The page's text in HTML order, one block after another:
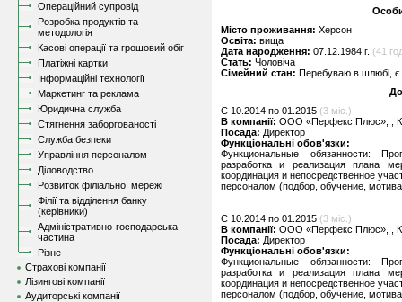
Операційний супровід
Розробка продуктів та
методологія
Касові операції та грошовий обіг
Платіжні картки
Інформаційні технології
Маркетинг та реклама
Юридична служба
Стягнення заборгованості
Служба безпеки
Управління персоналом
Діловодство
Розвиток філіальної мережі
Філії та відділення банку
(керівники)
Адміністративно-господарська
частина
Різне
Страхові компанії
Лізингові компанії
Аудиторські компанії
Місто проживання: Херсон
Освіта: вища
Дата народження: 07.12.1984 г. (41
Стать: Чоловіча
Сімейний стан: Перебуваю в шлюбі, є
C 10.2014 по 01.2015 (3 міс.)
В компанії: ООО «Перфекс Плюс», ,
Посада: Директор
Функціональні обов'язки:
Функциональные обязанности:
разработка и реализация плана
координация и непосредственное
персоналом (подбор, обучение,
C 10.2014 по 01.2015 (3 міс.)
В компанії: ООО «Перфекс Плюс», ,
Посада: Директор
Функціональні обов'язки:
Функциональные обязанности:
разработка и реализация плана
координация и непосредственное
персоналом (подбор, обучение,